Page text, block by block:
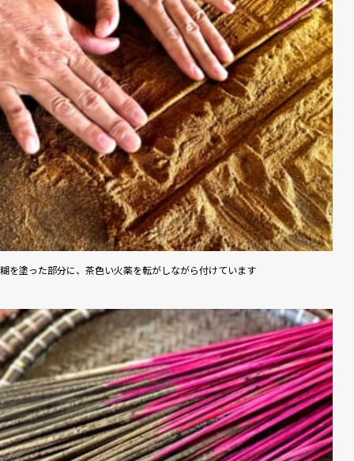
糊を塗った部分に、茶色い火薬を転がしながら付けています